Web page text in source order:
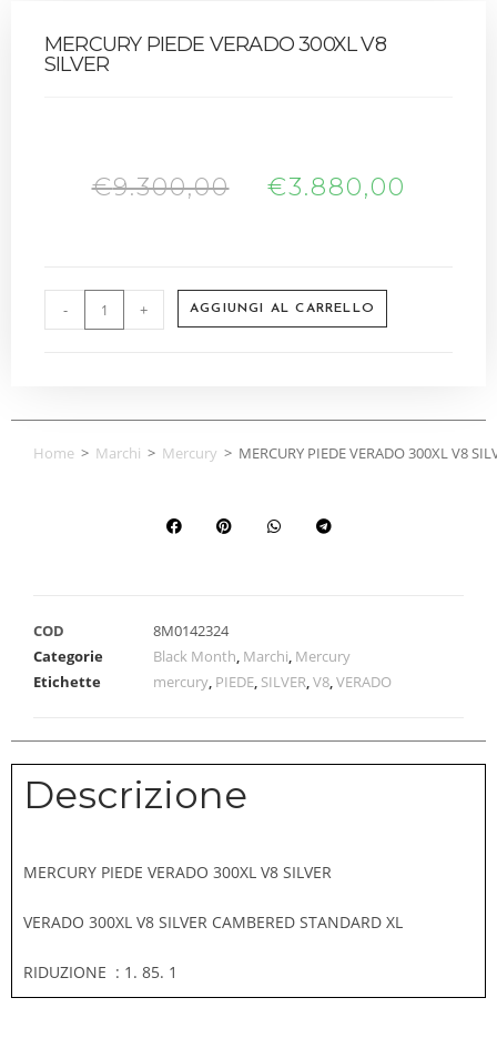
MERCURY PIEDE VERADO 300XL V8
SILVER
€9.300,00 €3.880,00
- + AGGIUNGI AL CARRELLO
Home > Marchi > Mercury > MERCURY PIEDE VERADO 300XL V8
COD
8M0142324
Categorie
Black Month, Marchi, Mercury
Etichette
mercury, PIEDE, SILVER,V8,VERADO
Descrizione
MERCURY PIEDE VERADO 300XL V8 SILVER
VERADO 300XL V8 SILVER CAMBERED STANDARD XL
RIDUZIONE : 1. 85. 1